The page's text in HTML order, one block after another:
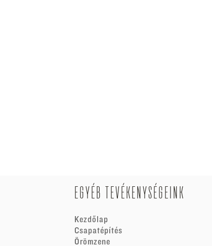
EGYÉB TEVÉKENYSÉGEINK
Kezdőlap
Csapatépítés
Örömzene